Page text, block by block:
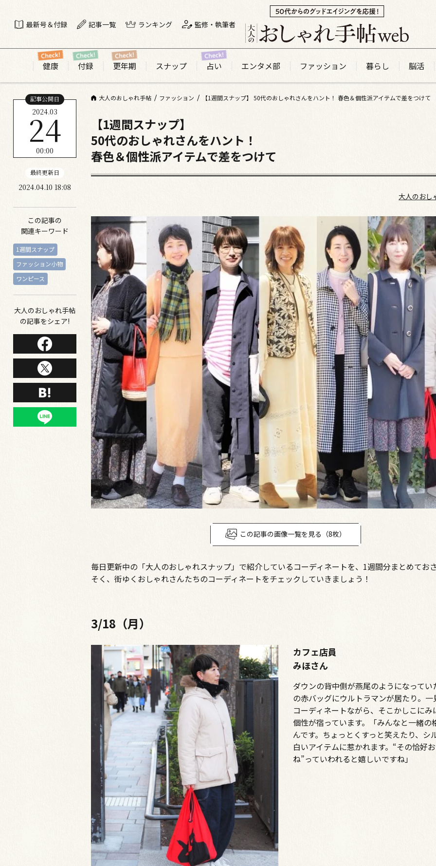
最新号＆付録 記事一覧 ランキング 監修・執筆者
健康 付録 更年期 スナップ 占い エンタメ部 ファッション 暮らし 脳活
大人のおしゃれ手帖 ファッション 【1週間スナップ】 50代のおしゃれさんをハント！ 春色＆個性派アイテムで差をつけて
記事公開日
2024.03
24
00:00
最終更新日
2024.04.10 18:08
この記事の
関連キーワード
1週間スナップ
ファッション小物
ワンピース
大人のおしゃれ手帖
の記事をシェア!
【1週間スナップ】
50代のおしゃれさんをハント！
春色＆個性派アイテムで差をつけて
大人のおし
この記事の画像一覧を見る（8枚）
毎日更新中の「大人のおしゃれスナップ」で紹介しているコーディネートを、1週間分まとめてお
そく、街ゆくおしゃれさんたちのコーディネートをチェックしていきましょう！
3/18（月）
カフェ店員
みほさん
ダウンの背中側が燕尾のようになってい
の赤バッグにウルトラマンが居たり。
コーディネートながら、そこかしこに
個性が宿っています。「みんなと一緒の
んです。ちょっとくすっと笑えたり、シ
白いアイテムに惹かれます。“その恰好
ね”っていわれると嬉しいですね」